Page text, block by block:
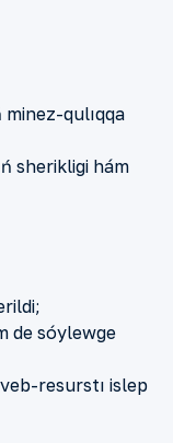
minez-qulıqqa
sherikligi hám
de sóylewge
resurstı islep